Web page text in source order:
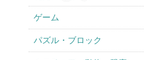
ゲーム
パズル・ブロック